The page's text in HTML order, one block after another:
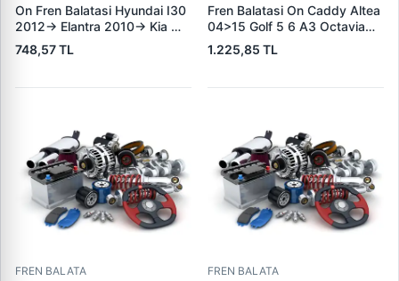
On Fren Balatasi Hyundai I30
2012-> Elantra 2010-> Kia
Ceed 2012-> | GRAP 94166 |
OEM 581012VA00
748,57 TL
Fren Balatasi On Caddy Altea
04>15 Golf 5 6 A3 Octavia
04>13 Jetta 06>11 Leon
06>13 Toledo 05>09 Yeti
ANS KD13 | OEM
1.225,85 TL
FREN BALATA FREN BALATA